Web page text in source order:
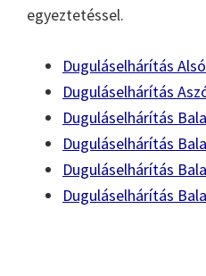
egyeztetéssel.
Duguláselhárítás
Duguláselhárítás
Duguláselhárítás
Duguláselhárítás
Duguláselhárítás
Duguláselhárítás